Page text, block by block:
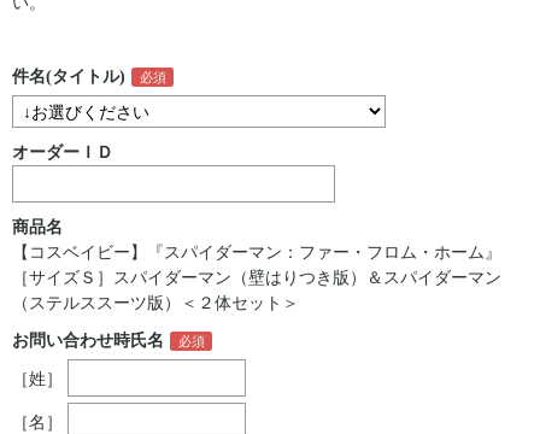
件名(タイトル)
オーダーＩＤ
商品名
【コスベイビー】『スパイダーマン：ファー・フロム・ホーム』
［サイズＳ］スパイダーマン（壁はりつき版）＆スパイダーマン
（ステルススーツ版）＜２体セット＞
お問い合わせ時氏名
［姓］
［名］